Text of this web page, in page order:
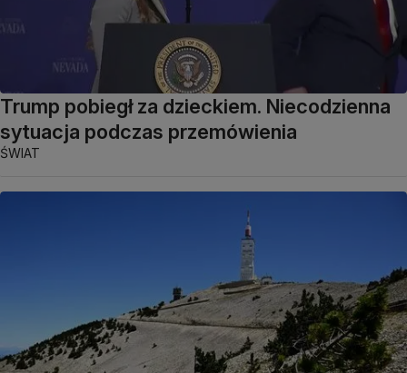
Trump pobiegł za dzieckiem. Niecodzienna
sytuacja podczas przemówienia
ŚWIAT